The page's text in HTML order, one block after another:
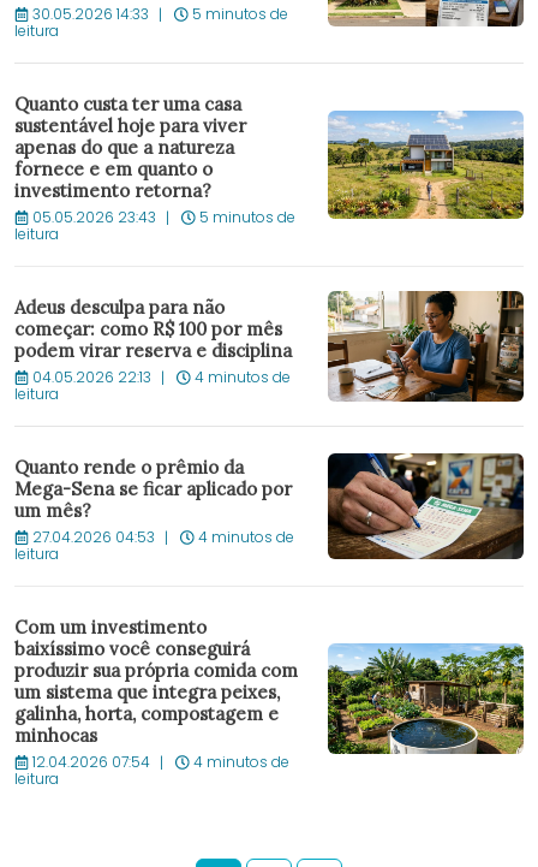
30.05.2026 14:33 5 minutos de
leitura
Quanto custa ter uma casa
sustentável hoje para viver
apenas do que a natureza
fornece e em quanto o
investimento retorna?
05.05.2026 23:43 5 minutos de
leitura
Adeus desculpa para não
começar: como R$ 100 por mês
podem virar reserva e disciplina
04.05.2026 22:13 4 minutos de
leitura
Quanto rende o prêmio da
Mega-Sena se ficar aplicado por
um mês?
27.04.2026 04:53 4 minutos de
leitura
Com um investimento
baixíssimo você conseguirá
produzir sua própria comida com
um sistema que integra peixes,
galinha, horta, compostagem e
minhocas
12.04.2026 07:54 4 minutos de
leitura